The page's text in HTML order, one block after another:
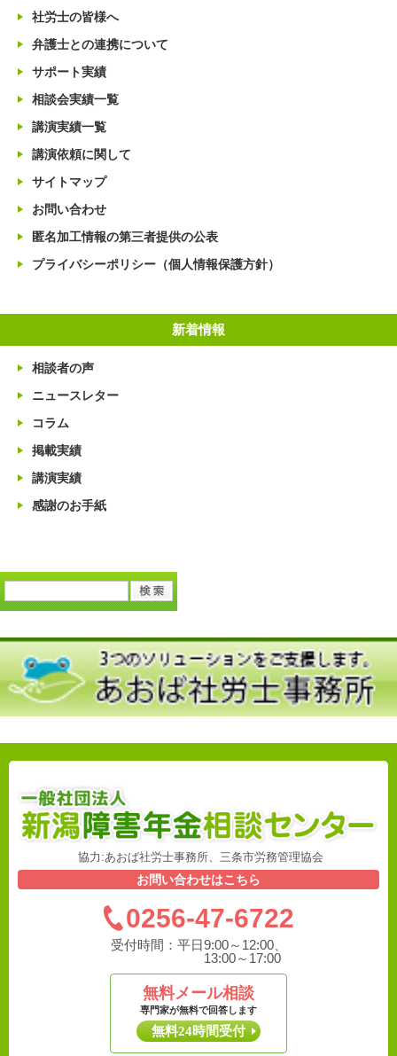
社労士の皆様へ
弁護士との連携について
サポート実績
相談会実績一覧
講演実績一覧
講演依頼に関して
サイトマップ
お問い合わせ
匿名加工情報の第三者提供の公表
プライバシーポリシー（個人情報保護方針）
新着情報
相談者の声
ニュースレター
コラム
掲載実績
講演実績
感謝のお手紙
協力:あおば社労士事務所、三条市労務管理協会
お問い合わせはこちら
0256-47-6722
受付時間： 平日9:00～12:00、
13:00～17:00
無料メール相談
専門家が無料で回答します
無料24時間受付